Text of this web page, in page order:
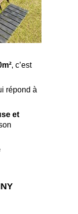
, c’est
répond à
et